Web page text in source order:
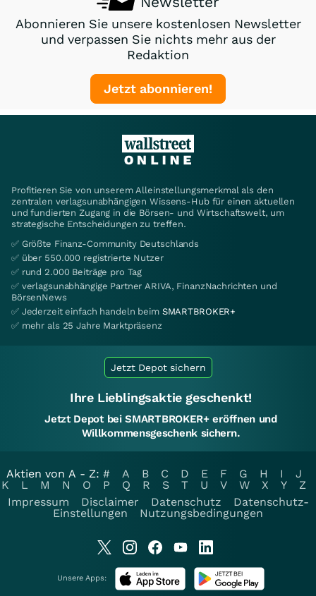
Abonnieren Sie unsere kostenlosen Newsletter
und verpassen Sie nichts mehr aus der
Redaktion
Jetzt abonnieren!
Profitieren Sie von unserem Alleinstellungsmerkmal als den
zentralen verlagsunabhängigen Wissens-Hub für einen aktuellen
und fundierten Zugang in die Börsen- und Wirtschaftswelt, um
strategische Entscheidungen zu treffen.
✅ Größte Finanz-Community Deutschlands
✅ über 550.000 registrierte Nutzer
✅ rund 2.000 Beiträge pro Tag
✅ verlagsunabhängige Partner ARIVA, FinanzNachrichten und
BörsenNews
✅ Jederzeit einfach handeln beim SMARTBROKER+
✅ mehr als 25 Jahre Marktpräsenz
Jetzt Depot sichern
Ihre Lieblingsaktie geschenkt!
Jetzt Depot bei SMARTBROKER+ eröffnen und
Willkommensgeschenk sichern.
Aktien von A - Z: # A B C D E F G H I
J
K
L M N O P Q R S T U V W X Y
Z
Impressum
Disclaimer Datenschutz
Datenschutz-
Einstellungen
Nutzungsbedingungen
Unsere Apps: